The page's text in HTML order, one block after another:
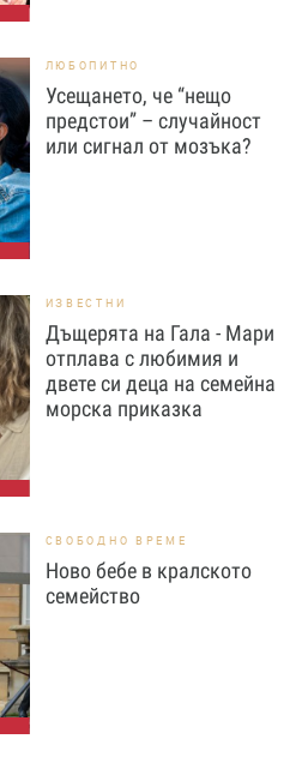
ЛЮБОПИТНО
Усещането, че “нещо
предстои” – случайност
или сигнал от мозъка?
ИЗВЕСТНИ
Дъщерята на Гала - Мари
отплава с любимия и
двете си деца на семейна
морска приказка
СВОБОДНО ВРЕМЕ
Ново бебе в кралското
семейство